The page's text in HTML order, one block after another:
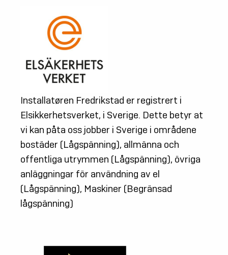
Installatøren Fredrikstad er registrert i
Elsikkerhetsverket, i Sverige. Dette betyr at
vi kan påta oss jobber i Sverige i områdene
bostäder (Lågspänning), allmänna och
offentliga utrymmen (Lågspänning), övriga
anläggningar för användning av el
(Lågspänning), Maskiner (Begränsad
lågspänning)